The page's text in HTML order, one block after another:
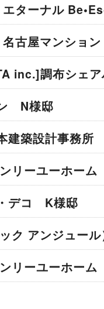
ターナル
古屋マンショ
inc.]調布シェ
N様邸
建築設計事務
リーユーホー
デコ K様邸
ク アンジュール
リーユーホー